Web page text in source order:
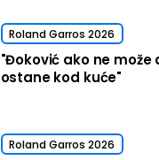
Roland Garros 2026
"Đoković ako ne može
ostane kod kuće"
Roland Garros 2026